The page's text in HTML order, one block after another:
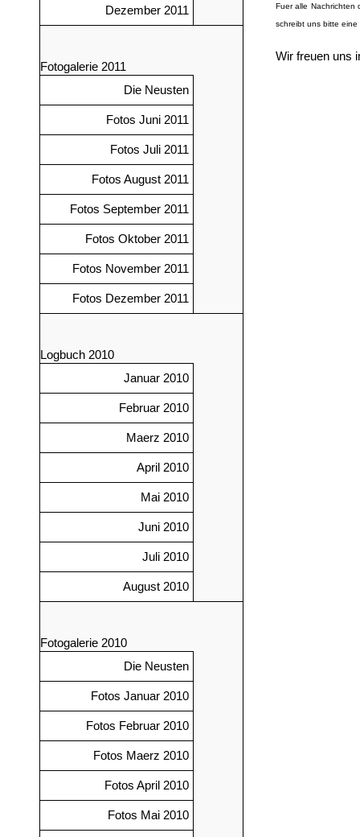
Dezember 2011
Fotogalerie 2011
Die Neusten
Fotos Juni 2011
Fotos Juli 2011
Fotos August 2011
Fotos September 2011
Fotos Oktober 2011
Fotos November 2011
Fotos Dezember 2011
Logbuch 2010
Januar 2010
Februar 2010
Maerz 2010
April 2010
Mai 2010
Juni 2010
Juli 2010
August 2010
Fotogalerie 2010
Die Neusten
Fotos Januar 2010
Fotos Februar 2010
Fotos Maerz 2010
Fotos April 2010
Fotos Mai 2010
Fuer alle Nachrichten
schreibt uns bitte
Wir freuen uns